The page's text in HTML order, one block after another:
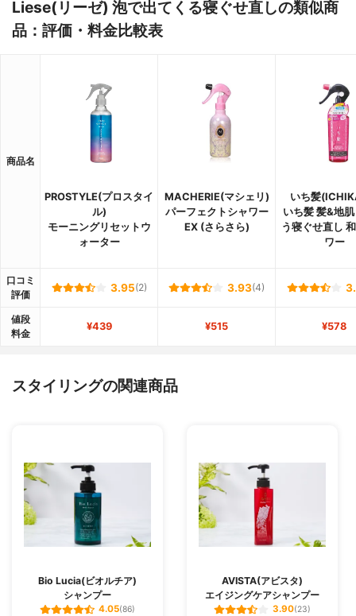
Liese(リーゼ) 泡で出てくる寝ぐせ直しの類似商
品：評価・料金比較表
商品名
PROSTYLE(プロスタイ
ル)
モーニングリセットウ
ォーター
MACHERIE(マシェリ)
パーフェクトシャワー
EX (さらさら)
いち髪
いち髪 髪&地
う寝ぐせ直し
ワー
口コミ
評価
3.95(2) 3.93(4)
値段
料金
¥439 ¥515 ¥578
スタイリングの関連商品
Bio Lucia(ビオルチア)
シャンプー
4.05(86)
AVISTA(アビスタ)
エイジングケアシャンプー
3.90(23)